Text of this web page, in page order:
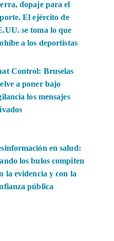
dopaje para el
El ejército de
se toma lo que
a los deportistas
Control: Bruselas
a poner bajo
los mensajes
en salud:
los bulos compiten
la evidencia y con la
pública